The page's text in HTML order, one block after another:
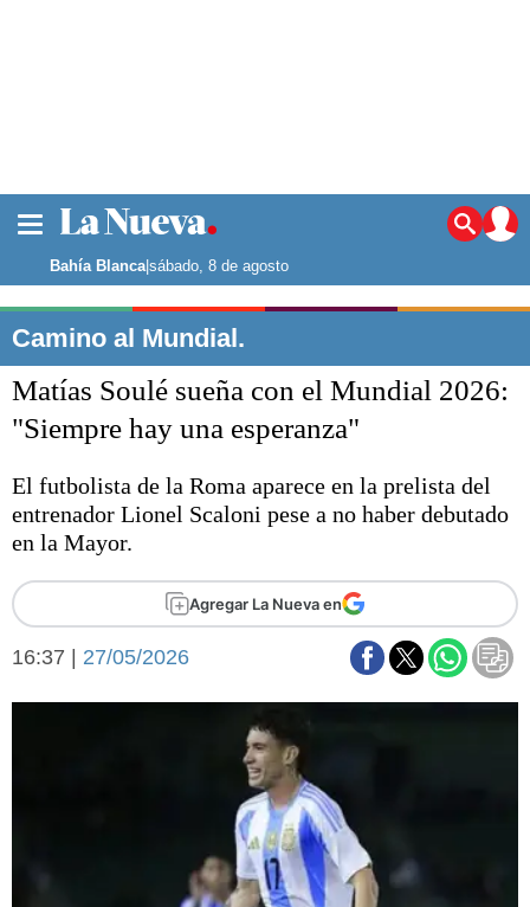
Noticias
La ciudad
Punta Alta
El país
El mundo
Opinión
Deportes
Escenario Olímpico
Liga del Sur
Fútbol
Federal A
Arte y cultura
Economía y finanzas
Con el campo
Espacio empresas
Sociedad
Tecnología
Turismo
Salud
Bahía Blanca|sábado, 8 de agosto
Camino al Mundial.
Matías Soulé sueña con el Mundial 2026:
"Siempre hay una esperanza"
El futbolista de la Roma aparece en la prelista del
entrenador Lionel Scaloni pese a no haber debutado
en la Mayor.
Agregar La Nueva en
16:37 | 27/05/2026